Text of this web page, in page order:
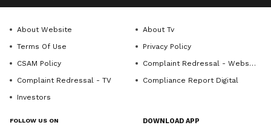
About Website
About Tv
Terms Of Use
Privacy Policy
CSAM Policy
Complaint Redressal - Website
Complaint Redressal - TV
Compliance Report Digital
Investors
FOLLOW US ON DOWNLOAD APP